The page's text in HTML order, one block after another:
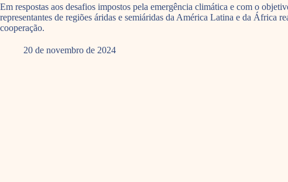
Em respostas aos desafios impostos pela emergência climática e com o
representantes de regiões áridas e semiáridas da América Latina e da África
cooperação.
20 de novembro de 2024